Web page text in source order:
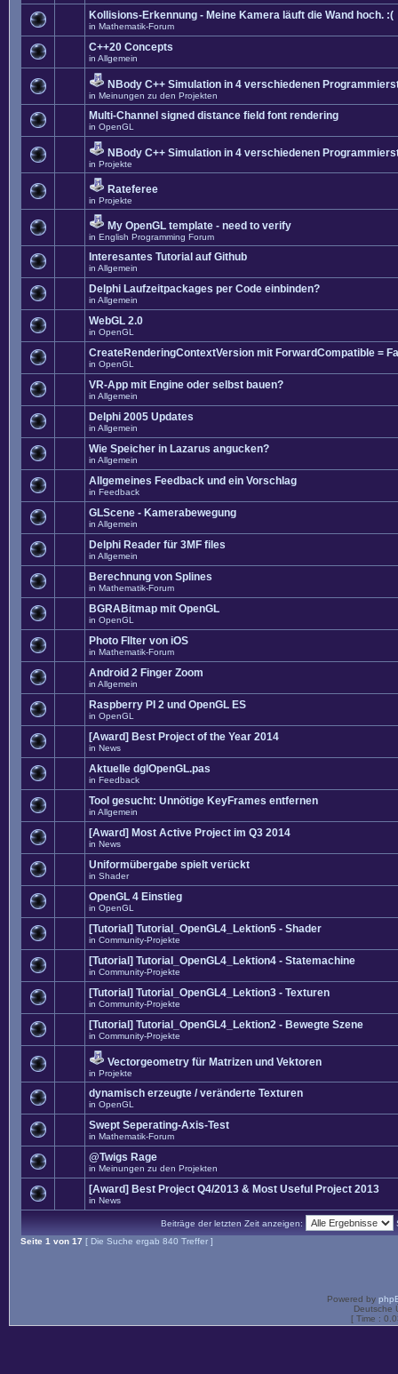
Kollisions-Erkennung - Meine Kamera läuft die Wand hoch. :(
in Mathematik-Forum
C++20 Concepts
in Allgemein
NBody C++ Simulation in 4 verschiedenen
in Meinungen zu den Projekten
Multi-Channel signed distance field font rendering
in OpenGL
NBody C++ Simulation in 4 verschiedenen
in Projekte
Rateferee
in Projekte
My OpenGL template - need to verify
in English Programming Forum
Interesantes Tutorial auf Github
in Allgemein
Delphi Laufzeitpackages per Code einbinden?
in Allgemein
WebGL 2.0
in OpenGL
CreateRenderingContextVersion mit ForwardCompatible =
in OpenGL
VR-App mit Engine oder selbst bauen?
in Allgemein
Delphi 2005 Updates
in Allgemein
Wie Speicher in Lazarus angucken?
in Allgemein
Allgemeines Feedback und ein Vorschlag
in Feedback
GLScene - Kamerabewegung
in Allgemein
Delphi Reader für 3MF files
in Allgemein
Berechnung von Splines
in Mathematik-Forum
BGRABitmap mit OpenGL
in OpenGL
Photo FIlter von iOS
in Mathematik-Forum
Android 2 Finger Zoom
in Allgemein
Raspberry PI 2 und OpenGL ES
in OpenGL
[Award] Best Project of the Year 2014
in News
Aktuelle dglOpenGL.pas
in Feedback
Tool gesucht: Unnötige KeyFrames entfernen
in Allgemein
[Award] Most Active Project im Q3 2014
in News
Uniformübergabe spielt verückt
in Shader
OpenGL 4 Einstieg
in OpenGL
[Tutorial] Tutorial_OpenGL4_Lektion5 - Shader
in Community-Projekte
[Tutorial] Tutorial_OpenGL4_Lektion4 - Statemachine
in Community-Projekte
[Tutorial] Tutorial_OpenGL4_Lektion3 - Texturen
in Community-Projekte
[Tutorial] Tutorial_OpenGL4_Lektion2 - Bewegte Szene
in Community-Projekte
Vectorgeometry für Matrizen und Vektoren
in Projekte
dynamisch erzeugte / veränderte Texturen
in OpenGL
Swept Seperating-Axis-Test
in Mathematik-Forum
@Twigs Rage
in Meinungen zu den Projekten
[Award] Best Project Q4/2013 & Most Useful Project 2013
in News
Beiträge der letzten Zeit anzeigen:
Seite 1 von 17 [ Die Suche ergab 840 Treffer ]
Powered by
Deutsche
[ Time :